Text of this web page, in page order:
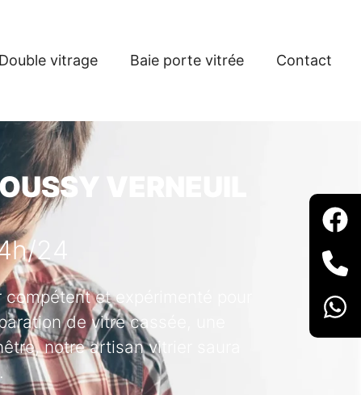
Double vitrage Baie porte vitrée Contact
VERNEUIL
24
et expérimenté pour
de vitre cassée, une
notre artisan vitrier saura